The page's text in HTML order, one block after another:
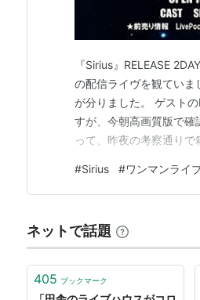
『Sirius』RELEASE
の配信ライヴを観ていま
が分りました。 ゲスト
すが、今朝高画質版で確
って、昨夜の考察通り
スネア自体の音量が昨夜
#Sirius #ワンマンライ
ネットで話題
405 ブックマーク